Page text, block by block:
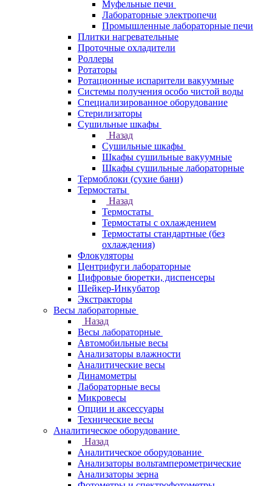
Муфельные печи
Лабораторные электропечи
Промышленные лабораторные печи
Плитки нагревательные
Проточные охладители
Роллеры
Ротаторы
Ротационные испарители вакуумные
Системы получения особо чистой воды
Специализированное оборудование
Стерилизаторы
Сушильные шкафы
Назад
Сушильные шкафы
Шкафы сушильные вакуумные
Шкафы сушильные лабораторные
Термоблоки (сухие бани)
Термостаты
Назад
Термостаты
Термостаты с охлаждением
Термостаты стандартные (без
охлаждения)
Флокуляторы
Центрифуги лабораторные
Цифровые бюретки, диспенсеры
Шейкер-Инкубатор
Экстракторы
Весы лабораторные
Назад
Весы лабораторные
Автомобильные весы
Анализаторы влажности
Аналитические весы
Динамометры
Лабораторные весы
Микровесы
Опции и аксессуары
Технические весы
Аналитическое оборудование
Назад
Аналитическое оборудование
Анализаторы вольтамперометрические
Анализаторы зерна